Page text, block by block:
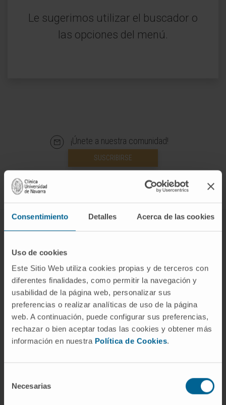
Consentimiento Detalles Acerca de las cookies
Uso de cookies
Este Sitio Web utiliza cookies propias y de terceros con
diferentes finalidades, como permitir la navegación y
usabilidad de la página web, personalizar sus
preferencias o realizar analíticas de uso de la página
web. A continuación, puede configurar sus preferencias,
rechazar o bien aceptar todas las cookies y obtener más
información en nuestra Política de Cookies.
Necesarias
Le sugerimos utilizar el buscador o
las opciones del menú.
¡Únete a nuestra comunidad!
SUSCRIBIRSE
ENFERMEDADES Y TRATAMIENTOS
Enfermedades
Pruebas diagnósticas
Tratamientos
Cuidados en casa
Chequeos y salud
Conozca a los profesionales